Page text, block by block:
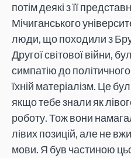
потім деякі з її
Мічиганського
люди, що походили з
Другої світової війни,
симпатію до
їхній матеріалізм. Це
якщо тебе знали як
роботу. Тож вони
лівих позицій, але не
мови. Я був частиною